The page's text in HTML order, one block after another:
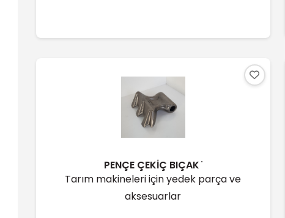
PENÇE ÇEKİÇ BIÇAK ̇
Tarım makineleri için yedek parça ve
aksesuarlar